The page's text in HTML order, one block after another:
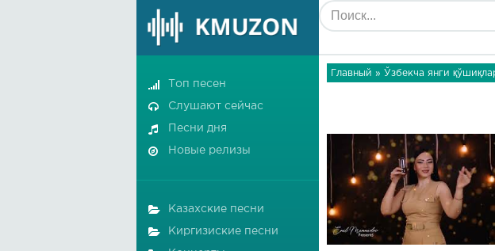
Главный » Ўзбекча янги
Топ песен
Слушают сейчас
Песни дня
Новые релизы
Казахские песни
Киргизиские песни